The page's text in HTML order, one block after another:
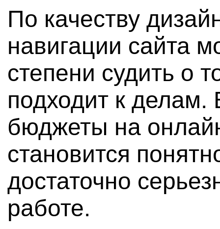
По качеству
навигации сайта
степени судить о
подходит к
бюджеты на
становится
достаточно
работе.